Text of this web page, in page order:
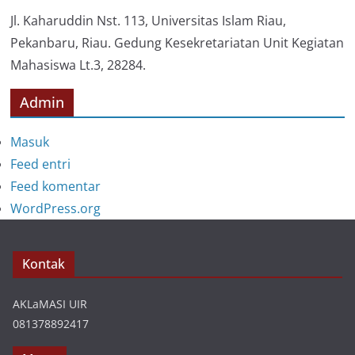
i
Jl. Kaharuddin Nst. 113, Universitas Islam Riau,
Pekanbaru, Riau. Gedung Kesekretariatan Unit Kegiatan
Mahasiswa Lt.3, 28284.
Admin
Masuk
Feed entri
Feed komentar
WordPress.org
Kontak
AKLaMASI UIR
081378892417